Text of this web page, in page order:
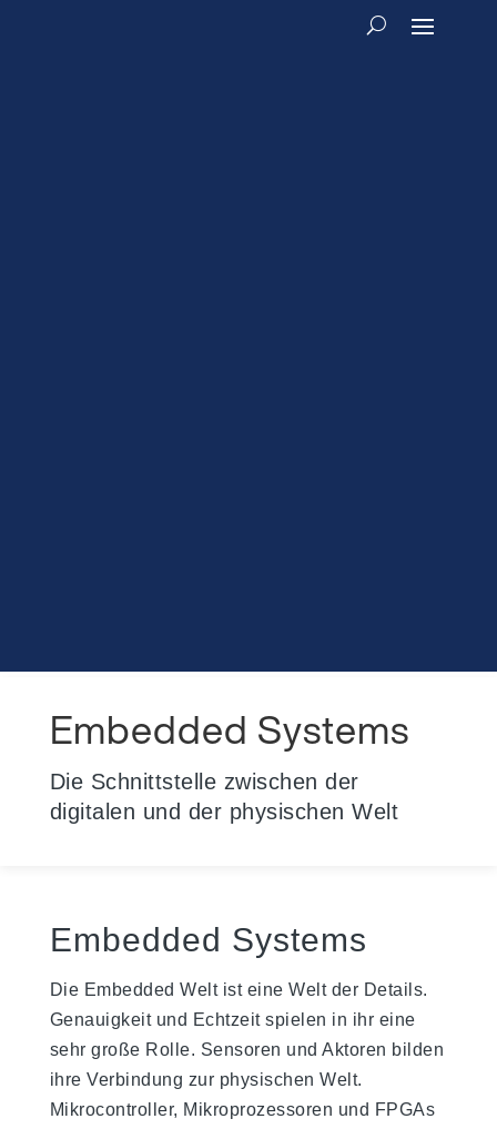
Embedded Systems
Die Schnittstelle zwischen der
digitalen und der physischen Welt
Embedded Systems
Die Embedded Welt ist eine Welt der Details.
Genauigkeit und Echtzeit spielen in ihr eine
sehr große Rolle. Sensoren und Aktoren bilden
ihre Verbindung zur physischen Welt.
Mikrocontroller, Mikroprozessoren und FPGAs